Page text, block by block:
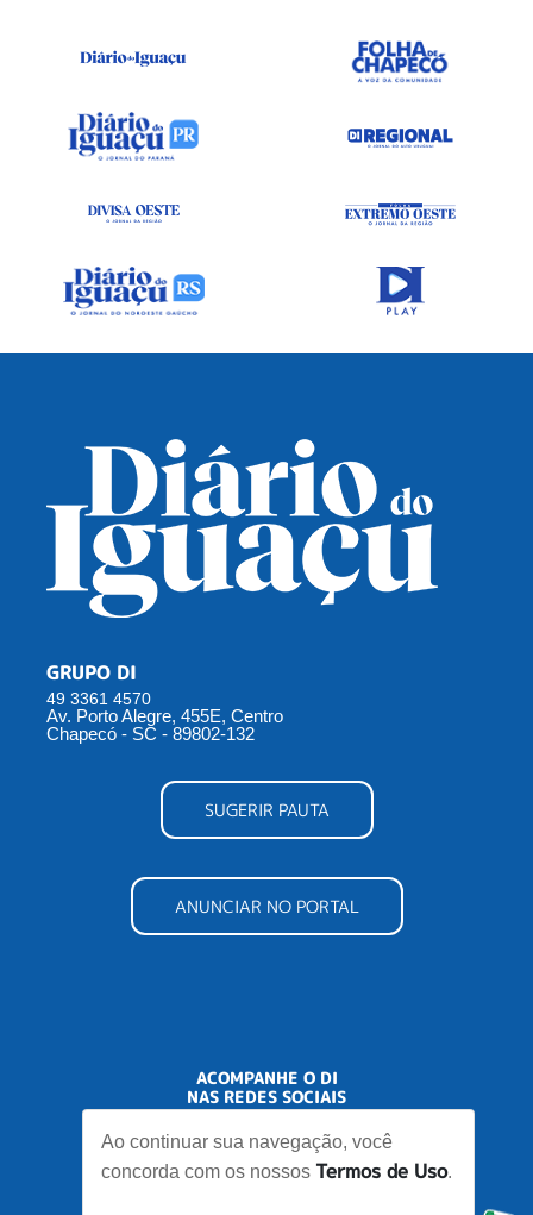
Ao continuar sua navegação, você
concorda com os nossos Termos de Uso.
GRUPO DI
49 3361 4570
Av. Porto Alegre, 455E, Centro
Chapecó - SC - 89802-132
SUGERIR PAUTA
ANUNCIAR NO PORTAL
ACOMPANHE O DI
NAS REDES SOCIAIS